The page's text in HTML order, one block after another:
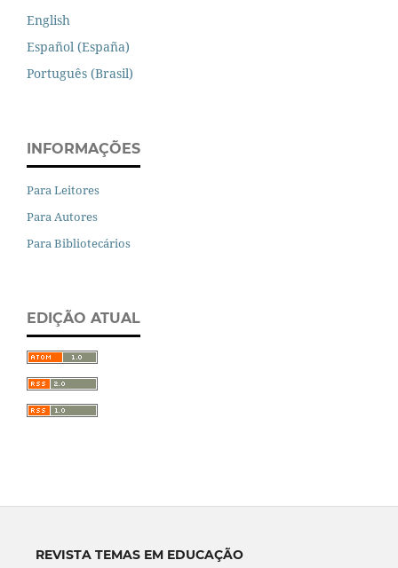
English
Español (España)
Português (Brasil)
INFORMAÇÕES
Para Leitores
Para Autores
Para Bibliotecários
EDIÇÃO ATUAL
REVISTA TEMAS EM EDUCAÇÃO